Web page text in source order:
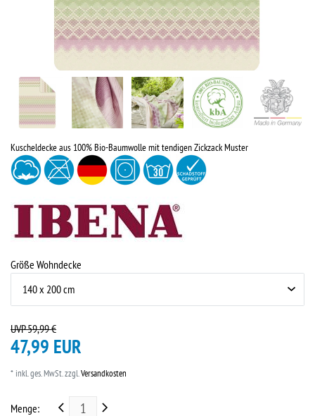
Kuscheldecke aus 100% Bio-Baumwolle mit tendigen Zickzack Muster
Größe Wohndecke
UVP 59,99 €
47,99 EUR
* inkl. ges. MwSt. zzgl.Versandkosten
Menge: